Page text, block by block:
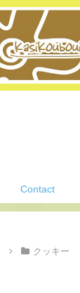
Contact
クッキー